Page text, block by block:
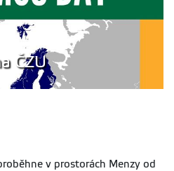
ČZU
v prostorách Menzy od